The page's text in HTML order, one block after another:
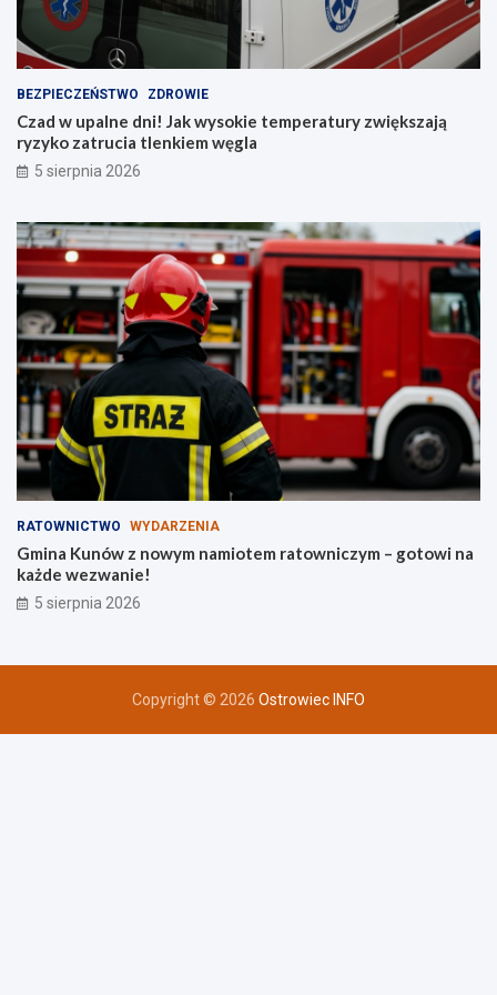
BEZPIECZEŃSTWO ZDROWIE
Czad w upalne dni! Jak wysokie temperatury zwiększają
ryzyko zatrucia tlenkiem węgla
5 sierpnia 2026
RATOWNICTWO WYDARZENIA
Gmina Kunów z nowym namiotem ratowniczym – gotowi na
każde wezwanie!
5 sierpnia 2026
Copyright © 2026 Ostrowiec INFO